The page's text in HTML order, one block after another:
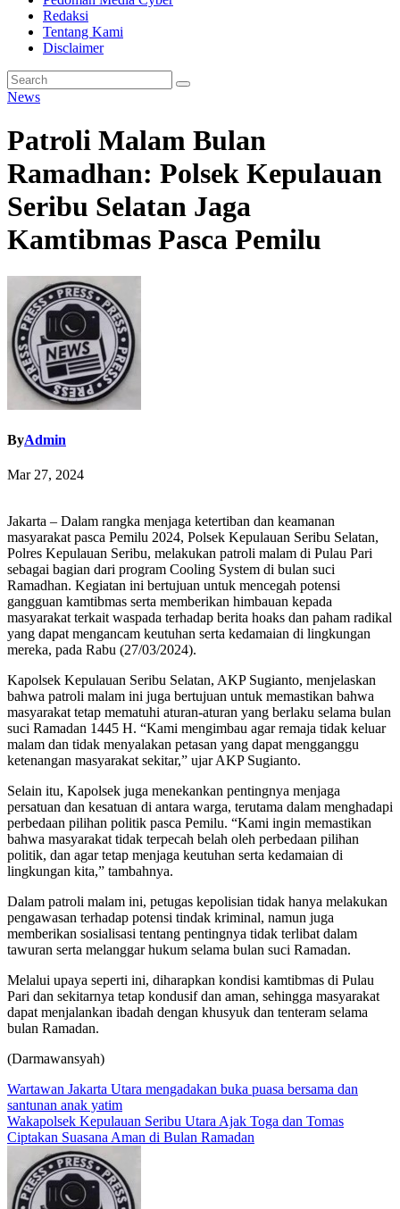
Redaksi
Tentang Kami
Disclaimer
News
Patroli Malam Bulan
Ramadhan: Polsek Kepulauan
Seribu Selatan Jaga
Kamtibmas Pasca Pemilu
ByAdmin
Mar 27, 2024
Jakarta – Dalam rangka menjaga ketertiban dan keamanan
masyarakat pasca Pemilu 2024, Polsek Kepulauan Seribu Selatan,
Polres Kepulauan Seribu, melakukan patroli malam di Pulau Pari
sebagai bagian dari program Cooling System di bulan suci
Ramadhan. Kegiatan ini bertujuan untuk mencegah potensi
gangguan kamtibmas serta memberikan himbauan kepada
masyarakat terkait waspada terhadap berita hoaks dan paham radikal
yang dapat mengancam keutuhan serta kedamaian di lingkungan
mereka, pada Rabu (27/03/2024).
Kapolsek Kepulauan Seribu Selatan, AKP Sugianto, menjelaskan
bahwa patroli malam ini juga bertujuan untuk memastikan bahwa
masyarakat tetap mematuhi aturan-aturan yang berlaku selama bulan
suci Ramadan 1445 H. “Kami mengimbau agar remaja tidak keluar
malam dan tidak menyalakan petasan yang dapat mengganggu
ketenangan masyarakat sekitar,” ujar AKP Sugianto.
Selain itu, Kapolsek juga menekankan pentingnya menjaga
persatuan dan kesatuan di antara warga, terutama dalam menghadapi
perbedaan pilihan politik pasca Pemilu. “Kami ingin memastikan
bahwa masyarakat tidak terpecah belah oleh perbedaan pilihan
politik, dan agar tetap menjaga keutuhan serta kedamaian di
lingkungan kita,” tambahnya.
Dalam patroli malam ini, petugas kepolisian tidak hanya melakukan
pengawasan terhadap potensi tindak kriminal, namun juga
memberikan sosialisasi tentang pentingnya tidak terlibat dalam
tawuran serta melanggar hukum selama bulan suci Ramadan.
Melalui upaya seperti ini, diharapkan kondisi kamtibmas di Pulau
Pari dan sekitarnya tetap kondusif dan aman, sehingga masyarakat
dapat menjalankan ibadah dengan khusyuk dan tenteram selama
bulan Ramadan.
(Darmawansyah)
Navigasi
pos
Wartawan Jakarta Utara mengadakan buka puasa bersama dan
santunan anak yatim
Wakapolsek Kepulauan Seribu Utara Ajak Toga dan Tomas
Ciptakan Suasana Aman di Bulan Ramadan